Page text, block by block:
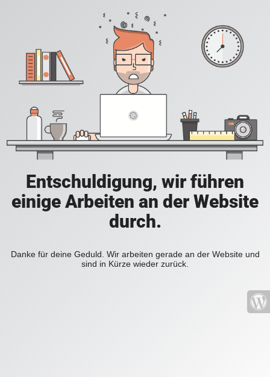
Entschuldigung, wir führen
einige Arbeiten an der Website
durch.
Danke für deine Geduld. Wir arbeiten gerade an der Website und
sind in Kürze wieder zurück.